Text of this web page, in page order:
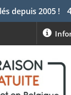
depuis 2005 !